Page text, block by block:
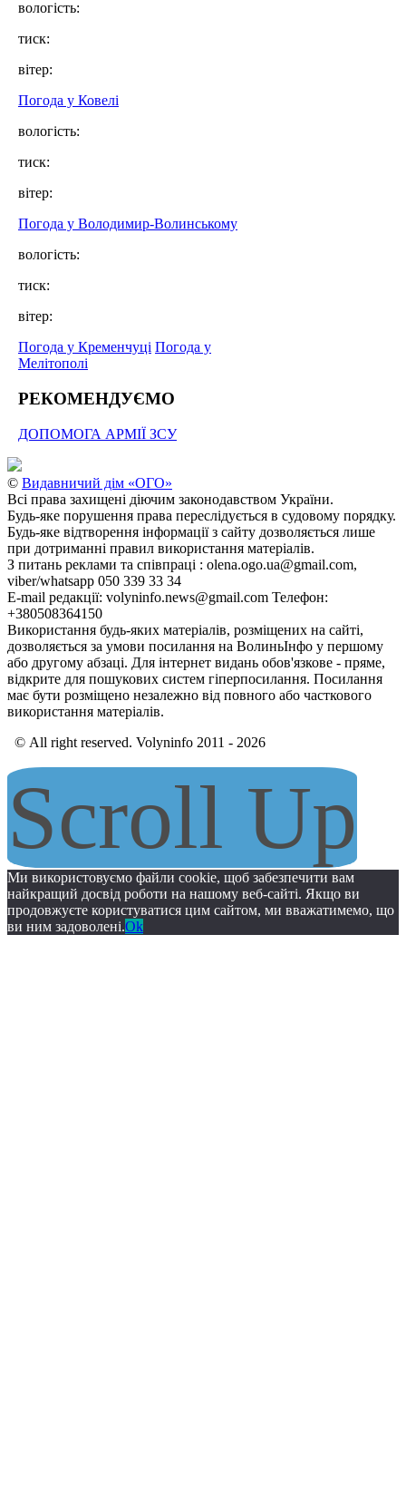
вологість:
тиск:
вітер:
Погода у Ковелі
вологість:
тиск:
вітер:
Погода у Володимир-Волинському
вологість:
тиск:
вітер:
Погода у Кременчуці Погода у
Мелітополі
РЕКОМЕНДУЄМО
ДОПОМОГА АРМІЇ ЗСУ
© Видавничий дім «ОГО»
Всі права захищені діючим законодавством України.
Будь-яке порушення права переслідується в судовому порядку.
Будь-яке відтворення інформації з сайту дозволяється лише
при дотриманні правил використання матеріалів.
З питань реклами та співпраці : olena.ogo.ua@gmail.com,
viber/whatsapp 050 339 33 34
E-mail редакції: volyninfo.news@gmail.com Телефон:
+380508364150
Використання будь-яких матеріалів, розміщених на сайті,
дозволяється за умови посилання на ВолиньІнфо у першому
або другому абзаці. Для інтернет видань обов'язкове - пряме,
відкрите для пошукових систем гіперпосилання. Посилання
має бути розміщено незалежно від повного або часткового
використання матеріалів.
© All right reserved. Volyninfo 2011 - 2026
Scroll Up
Ми використовуємо файли cookie, щоб забезпечити вам
найкращий досвід роботи на нашому веб-сайті. Якщо ви
продовжуєте користуватися цим сайтом, ми вважатимемо, що
ви ним задоволені.Ok